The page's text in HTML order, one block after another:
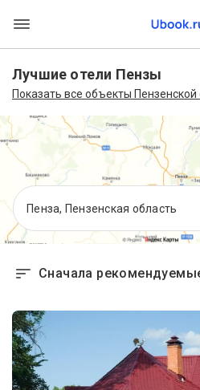
Лучшие отели Пензы
Показать все объекты Пензенской
Пенза, Пензенская область
Сначала